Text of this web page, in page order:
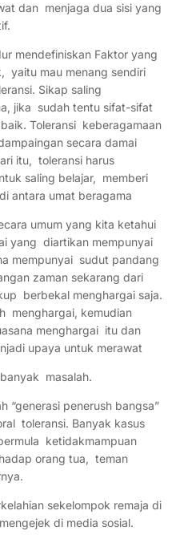
dan menjaga dua sisi yang
mendefiniskan Faktor yang
yaitu mau menang sendiri
Sikap saling
jika sudah tentu sifat-sifat
Toleransi keberagamaan
secara damai
itu, toleransi harus
saling belajar, memberi
antara umat beragama
umum yang kita ketahui
yang diartikan mempunyai
mempunyai sudut pandang
zaman sekarang dari
berbekal menghargai saja.
menghargai, kemudian
menghargai itu dan
upaya untuk merawat
masalah.
“generasi penerush bangsa”
toleransi. Banyak kasus
ketidakmampuan
orang tua, teman
sekelompok remaja di
di media sosial.